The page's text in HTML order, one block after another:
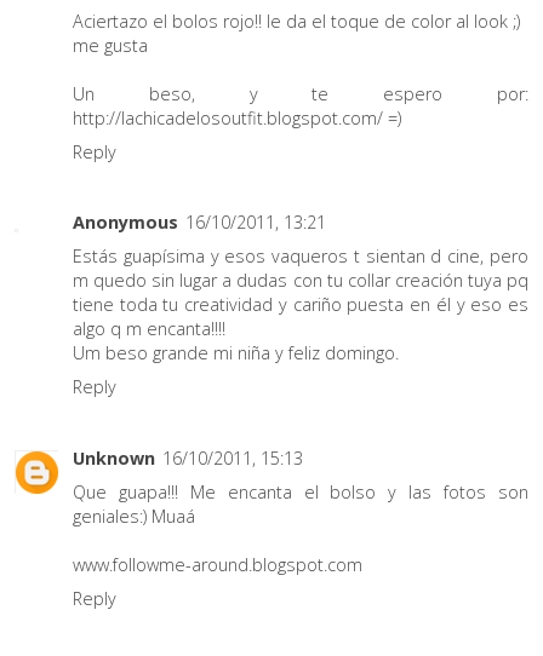
Aciertazo el bolos rojo!! le da el toque de color al look ;)
me gusta
Un beso, y te espero por:
http://lachicadelosoutfit.blogspot.com/ =)
Reply
Anonymous 16/10/2011, 13:21
Estás guapísima y esos vaqueros t sientan d cine, pero
m quedo sin lugar a dudas con tu collar creación tuya pq
tiene toda tu creatividad y cariño puesta en él y eso es
algo q m encanta!!!!
Um beso grande mi niña y feliz domingo.
Reply
Unknown 16/10/2011, 15:13
Que guapa!!! Me encanta el bolso y las fotos son
geniales:) Muaá
www.followme-around.blogspot.com
Reply